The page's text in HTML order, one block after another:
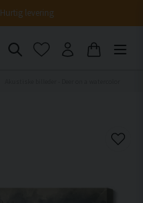
Hurtig levering